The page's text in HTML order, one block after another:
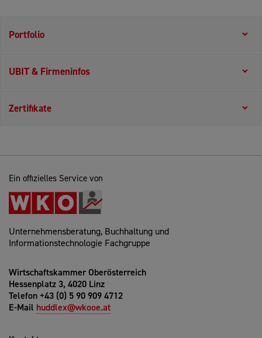
Portfolio
UBIT & Firmeninfos
Zertifikate
Ein offizielles Service von
Unternehmensberatung, Buchhaltung und
Informationstechnologie Fachgruppe
Wirtschaftskammer Oberösterreich
Hessenplatz 3, 4020 Linz
Telefon +43 (0) 5 90 909 4712
E-Mail huddlex@wkooe.at